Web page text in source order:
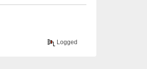
Logged